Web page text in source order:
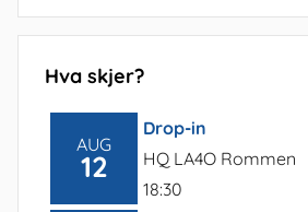
Hva skjer?
AUG
12
Drop-in
HQ LA4O Rommen
18:30